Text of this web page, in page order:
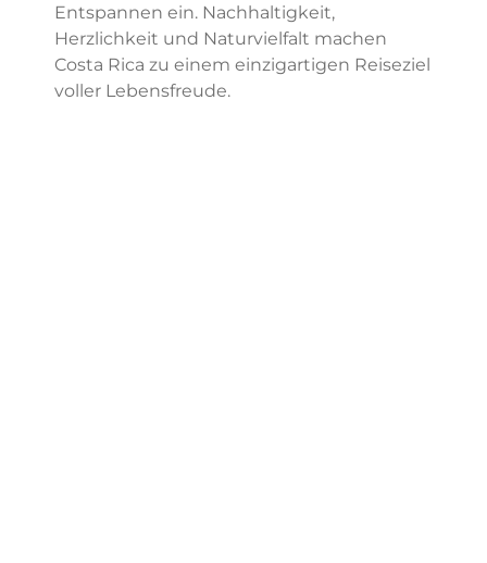
Entspannen ein. Nachhaltigkeit,
Herzlichkeit und Naturvielfalt machen
Costa Rica zu einem einzigartigen Reiseziel
voller Lebensfreude.